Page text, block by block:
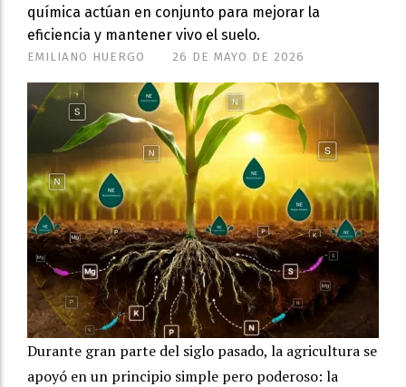
química actúan en conjunto para mejorar la
eficiencia y mantener vivo el suelo.
26 DE MAYO DE 2026
EMILIANO HUERGO
Durante gran parte del siglo pasado, la agricultura se
apoyó en un principio simple pero poderoso: la